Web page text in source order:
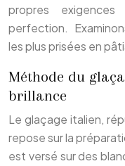
propres
perfection.
les plus prisées en
Méthode du
brillance
Le glaçage italien,
repose sur la
est versé sur des